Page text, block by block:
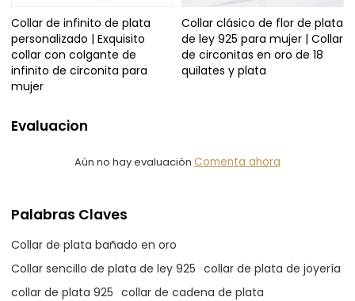
Collar de infinito de plata
personalizado | Exquisito
collar con colgante de
infinito de circonita para
mujer
Collar clásico de flor de plata
de ley 925 para mujer | Collar
de circonitas en oro de 18
quilates y plata
Evaluacion
Aún no hay evaluación Comenta ahora
Palabras Claves
Collar de plata bañado en oro
Collar sencillo de plata de ley 925 collar de plata de joyería
collar de plata 925 collar de cadena de plata